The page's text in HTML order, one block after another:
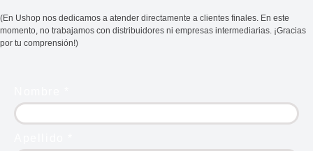
(En Ushop nos dedicamos a atender directamente a clientes finales. En este
momento, no trabajamos con distribuidores ni empresas intermediarias. ¡Gracias
por tu comprensión!)